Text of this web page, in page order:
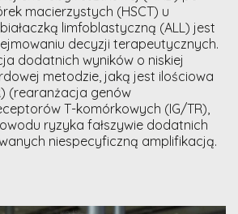
macierzystych (HSCT) u
limfoblastyczną (ALL) jest
decyzji terapeutycznych.
dodatnich wyników o niskiej
metodzie, jaką jest ilościowa
(rearanżacja genów
T-komórkowych (IG/TR),
ryzyka fałszywie dodatnich
niespecyficzną amplifikacją.